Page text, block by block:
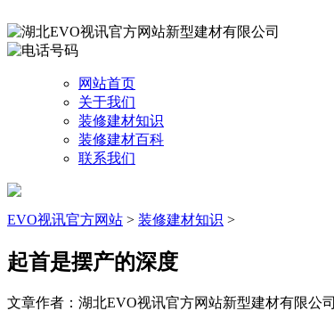
网站首页
关于我们
装修建材知识
装修建材百科
联系我们
EVO视讯官方网站 > 装修建材知识 >
起首是摆产的深度
文章作者：湖北EVO视讯官方网站新型建材有限公司